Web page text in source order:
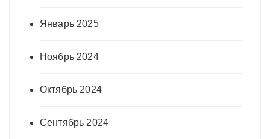
Январь 2025
Ноябрь 2024
Октябрь 2024
Сентябрь 2024